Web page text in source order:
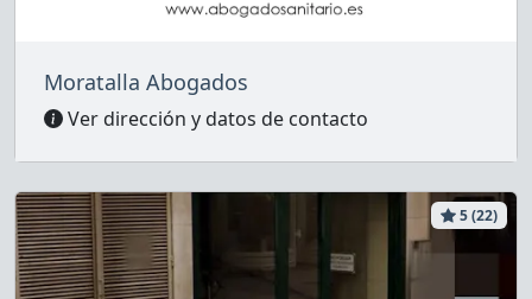
Moratalla Abogados
Ver dirección y datos de contacto
5 (22)